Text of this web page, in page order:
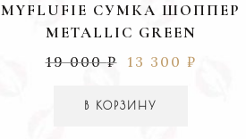
MYFLUFIE СУМКА ШОППЕР
METALLIC GREEN
19 000₽ 13 300 ₽
В КОРЗИНУ